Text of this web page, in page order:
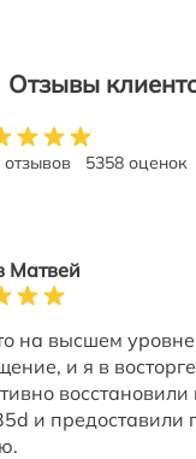
Отзывы
отзывов 5358 оценок
Матвей
на высшем
и я в
восстановили
и предоставили